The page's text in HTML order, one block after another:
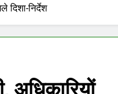
दिशा-निर्देश